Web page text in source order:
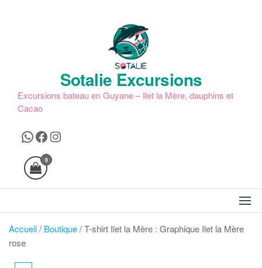
Sotalie Excursions
Excursions bateau en Guyane – Ilet la Mère, dauphins et
Cacao
WhatsApp
Facebook
Instagram
0
Accueil/ Boutique/ T-shirt Ilet la Mère : Graphique Ilet la Mère
rose